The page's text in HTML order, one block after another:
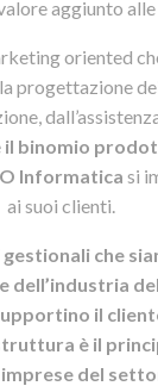
aggiunto alle
oriented
progettazione
il binomio
Informatica si
ai suoi clienti.
che
dell’industria
il
è il
del